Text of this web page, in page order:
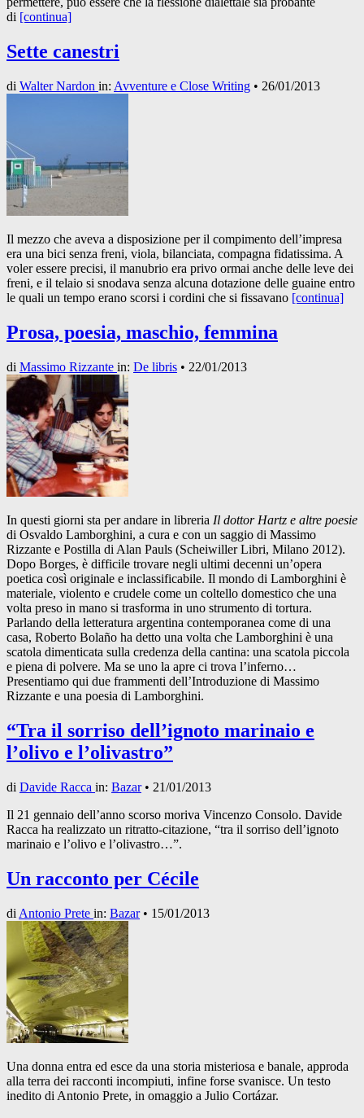
di [continua]
Sette canestri
di Walter Nardon in: Avventure e Close Writing • 26/01/2013
Il mezzo che aveva a disposizione per il compimento dell’impresa
era una bici senza freni, viola, bilanciata, compagna fidatissima. A
voler essere precisi, il manubrio era privo ormai anche delle leve dei
freni, e il telaio si snodava senza alcuna dotazione delle guaine entro
le quali un tempo erano scorsi i cordini che si fissavano [continua]
Prosa, poesia, maschio, femmina
di Massimo Rizzante in: De libris • 22/01/2013
In questi giorni sta per andare in libreria Il dottor Hartz e altre poesie
di Osvaldo Lamborghini, a cura e con un saggio di Massimo
Rizzante e Postilla di Alan Pauls (Scheiwiller Libri, Milano 2012).
Dopo Borges, è difficile trovare negli ultimi decenni un’opera
poetica così originale e inclassificabile. Il mondo di Lamborghini è
materiale, violento e crudele come un coltello domestico che una
volta preso in mano si trasforma in uno strumento di tortura.
Parlando della letteratura argentina contemporanea come di una
casa, Roberto Bolaño ha detto una volta che Lamborghini è una
scatola dimenticata sulla credenza della cantina: una scatola piccola
e piena di polvere. Ma se uno la apre ci trova l’inferno…
Presentiamo qui due frammenti dell’Introduzione di Massimo
Rizzante e una poesia di Lamborghini.
“Tra il sorriso dell’ignoto marinaio e
l’olivo e l’olivastro”
di Davide Racca in: Bazar• 21/01/2013
Il 21 gennaio dell’anno scorso moriva Vincenzo Consolo. Davide
Racca ha realizzato un ritratto-citazione, “tra il sorriso dell’ignoto
marinaio e l’olivo e l’olivastro…”.
Un racconto per Cécile
di Antonio Prete in: Bazar• 15/01/2013
Una donna entra ed esce da una storia misteriosa e banale, approda
alla terra dei racconti incompiuti, infine forse svanisce. Un testo
inedito di Antonio Prete, in omaggio a Julio Cortázar.